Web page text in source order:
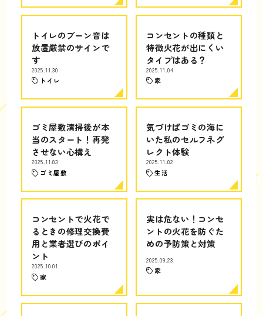
トイレのブーン音は
放置厳禁のサインで
す
2025.11.30
トイレ
コンセントの種類と
特徴火花が出にくい
タイプはある？
2025.11.04
家
ゴミ屋敷清掃後が本
当のスタート！再発
させない心構え
2025.11.03
ゴミ屋敷
気づけばゴミの海に
いた私のセルフネグ
レクト体験
2025.11.02
生活
コンセントで火花で
るときの修理交換費
用と業者選びのポイ
ント
2025.10.01
家
実は危ない！コンセ
ントの火花を防ぐた
めの予防策と対策
2025.09.23
家